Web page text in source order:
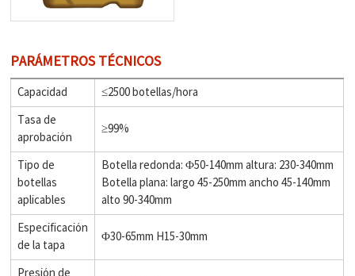
PARÁMETROS TÉCNICOS
Capacidad
≤2500 botellas/hora
Tasa de
aprobación
≥99%
Tipo de
botellas
aplicables
Botella redonda: Φ50-140mm altura: 230-340mm
Botella plana: largo 45-250mm ancho 45-140mm
alto 90-340mm
Especificación
de la tapa
Φ30-65mm H15-30mm